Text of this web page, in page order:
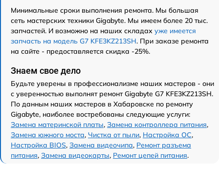
Минимальные сроки выполнения ремонта. Мы большая
сеть мастерских техники Gigabyte. Мы имеем более 20 тыс.
запчастей. И возможно на наших складах уже имеется
запчасть на модель G7 KFE3KZ213SH. При заказе ремонта
на сайте - предоставляется скидка -25%.
Знаем свое дело
Будьте уверены в профессионализме наших мастеров - они
с уверенностью выполнят ремонт Gigabyte G7 KFE3KZ213SH.
По данным наших мастеров в Хабаровске по ремонту
Gigabyte, наиболее востребованы следующие услуги:
Замена материнской платы, Замена контроллера питания,
Замена южного моста, Чистка от пыли, Настройка ОС,
Настройка BIOS, Замена видеочипа, Ремонт разъема
питания, Замена видеокарты, Ремонт цепей питания.